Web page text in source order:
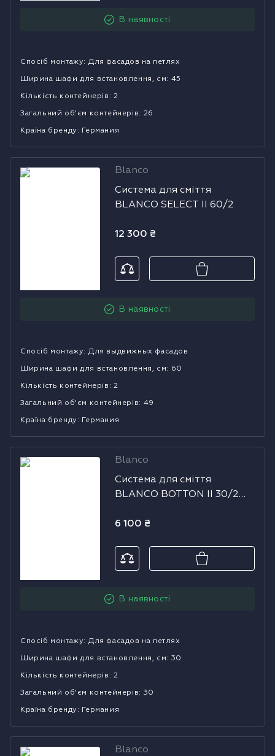
Парові шафи
Вакууматори
Аксесуари до великої побутової техніки
Поверхні з вбудованою витяжкою
В наявності
Спосіб монтажу: Для фасадов на петлях
Ширина шафи для встановлення, см: 45
Кількість контейнерів : 2
Загальний об'єм контейнерів: 26
Країна бренду : Германия
Система для
Blanco
Система для сміття
BLANCO SELECT II 60/2
12 300 ₴
В наявності
Спосіб монтажу: Для выдвижных фасадов
Ширина шафи для встановлення, см: 60
Кількість контейнерів : 2
Загальний об'єм контейнерів: 49
Країна бренду : Германия
Система для
Blanco
Система для сміття
BLANCO BOTTON II 30/2
6 100 ₴
В наявності
Спосіб монтажу: Для фасадов на петлях
Ширина шафи для встановлення, см: 30
Кількість контейнерів : 2
Загальний об'єм контейнерів: 30
Країна бренду : Германия
Blanco